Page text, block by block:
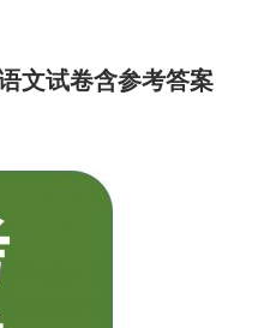
文试卷含参考答案